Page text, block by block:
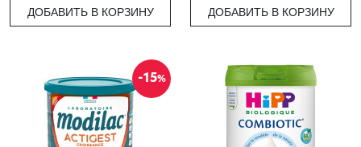
ДОБАВИТЬ В КОРЗИНУ ДОБАВИТЬ В КОРЗИНУ
-15%